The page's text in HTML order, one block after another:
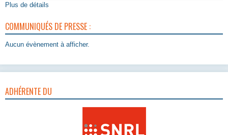
Plus de détails
COMMUNIQUÉS DE PRESSE :
Aucun évènement à afficher.
ADHÉRENTE DU